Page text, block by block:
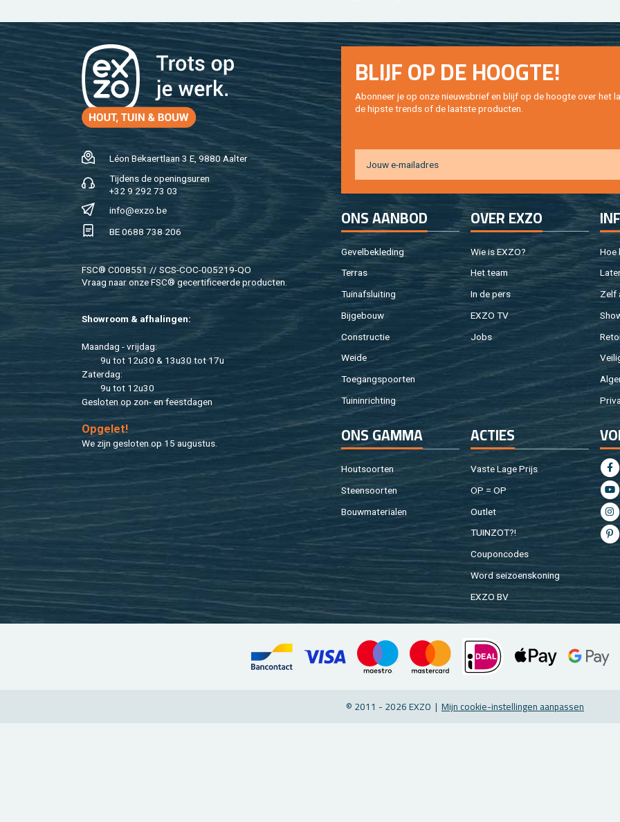
Léon Be­kaert­laan 3 E, 9880 Aal­ter
Tij­dens de ope­nings­uren
+32 9 292 73 03
info@​exzo.​be
BE 0688 738 206
FSC® C008551 // SCS-COC-005219-QO
Vraag naar onze FSC® ge­cer­ti­fi­ceer­de pro­duc­ten.
Show­room & af­ha­lin­gen:
Maan­dag - vrij­dag:
9u tot 12u30 & 13u30 tot 17u
Za­ter­dag:
9u tot 12u30
Ge­slo­ten op zon- en feest­da­gen
Op­ge­let!
We zijn ge­slo­ten op 15 au­gus­tus.
BLIJF OP DE HOOG­TE!
Abon­neer je op onze nieuws­brief en blijf op de hoog­te over het
de hip­s­te trends of de laat­ste pro­duc­ten.
ONS AAN­BOD
Ge­vel­be­kle­ding
Ter­ras
Tuin­af­slui­ting
Bij­ge­bouw
Con­struc­tie
Weide
Toe­gangs­poor­ten
Tuin­in­rich­ting
OVER EXZO
Wie is EXZO?
Het team
In de pers
EXZO TV
Jobs
Hoe
Zelf
ONS GAMMA
Hout­soor­ten
Steen­soor­ten
Bouw­ma­te­ri­a­len
AC­TIES
Vaste Lage Prijs
OP = OP
Out­let
TUIN­ZOT?!
Cou­pon­co­des
Word sei­zoens­ko­ning
EXZO BV
© 2011 - 2026 EXZO | Mijn coo­kie-in­stel­lin­gen aan­pas­sen